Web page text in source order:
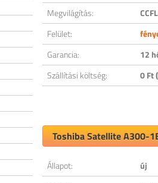
Megvilágítás:
CCFL
Felület:
Garancia:
12
Szállítási költség:
0 Ft
Toshiba Satellite A300-
Állapot:
új